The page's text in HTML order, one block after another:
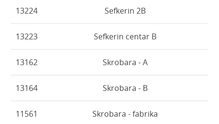
13224 Sefkerin 2B
13223 Sefkerin centar B
13162 Skrobara - A
13164 Skrobara - B
11561 Skrobara - fabrika